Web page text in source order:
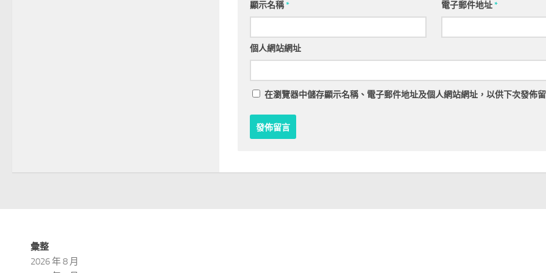
顯示名稱* 電子郵件地址*
個人網站網址
在瀏覽器中儲存顯示名稱、電子郵件地址及個人網站網址，以供下次發佈
彙整
2026 年 8 月